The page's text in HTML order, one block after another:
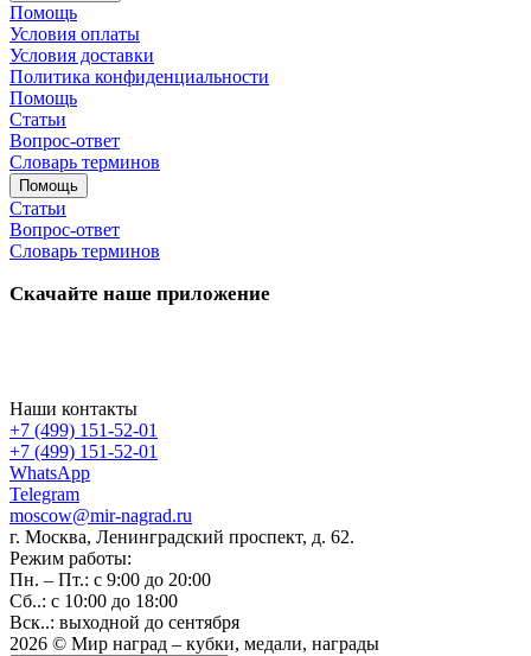
Помощь
Условия оплаты
Условия доставки
Политика конфиденциальности
Помощь
Статьи
Вопрос-ответ
Словарь терминов
Помощь
Статьи
Вопрос-ответ
Словарь терминов
Скачайте наше приложение
Наши контакты
+7 (499) 151-52-01
+7 (499) 151-52-01
WhatsApp
Telegram
moscow@mir-nagrad.ru
г. Москва, Ленинградский проспект, д. 62.
Режим работы:
Пн. – Пт.: с 9:00 до 20:00
Сб..: с 10:00 до 18:00
Вск..: выходной до сентября
2026 © Мир наград – кубки, медали, награды